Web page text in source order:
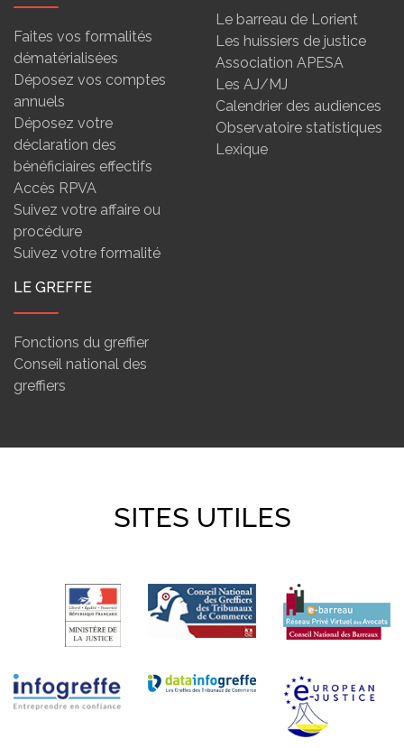
Faites vos formalités
dématérialisées
Déposez vos comptes
annuels
Déposez votre
déclaration des
bénéficiaires effectifs
Accès RPVA
Suivez votre affaire ou
procédure
Suivez votre formalité
Le barreau de Lorient
Les huissiers de justice
Association APESA
Les AJ/MJ
Calendrier des audiences
Observatoire statistiques
Lexique
LE GREFFE
Fonctions du greffier
Conseil national des
greffiers
SITES UTILES